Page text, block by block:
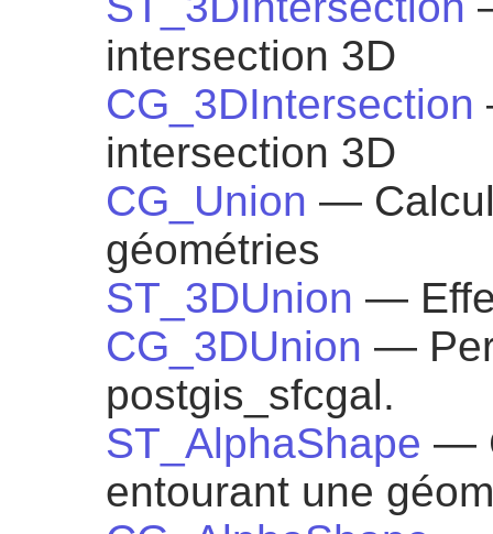
intersection 3D
CG_3DIntersection
intersection 3D
CG_Union —
géométries
ST_3DUnion —
CG_3DUnion —
postgis_sfcgal.
ST_AlphaShape —
entourant une